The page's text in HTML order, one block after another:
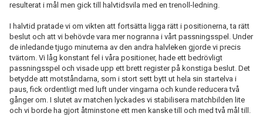
resulterat i mål men gick till halvtidsvila med en trenoll-ledning.
I halvtid pratade vi om vikten att fortsätta ligga rätt i positionerna, ta rätt
beslut och att vi behövde vara mer nogranna i vårt passningsspel. Under
de inledande tjugo minuterna av den andra halvleken gjorde vi precis
tvärtom. Vi låg konstant fel i våra positioner, hade ett bedrövligt
passningsspel och visade upp ett brett register på konstiga beslut. Det
betydde att motståndarna, som i stort sett bytt ut hela sin startelva i
paus, fick ordentligt med luft under vingarna och kunde reducera två
gånger om. I slutet av matchen lyckades vi stabilisera matchbilden lite
och vi borde ha gjort åtminstone ett men kanske till och med två mål till.